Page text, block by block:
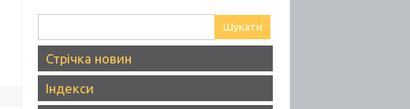
Стрічка новин
Індекси